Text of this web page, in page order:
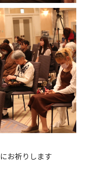
お祈りします